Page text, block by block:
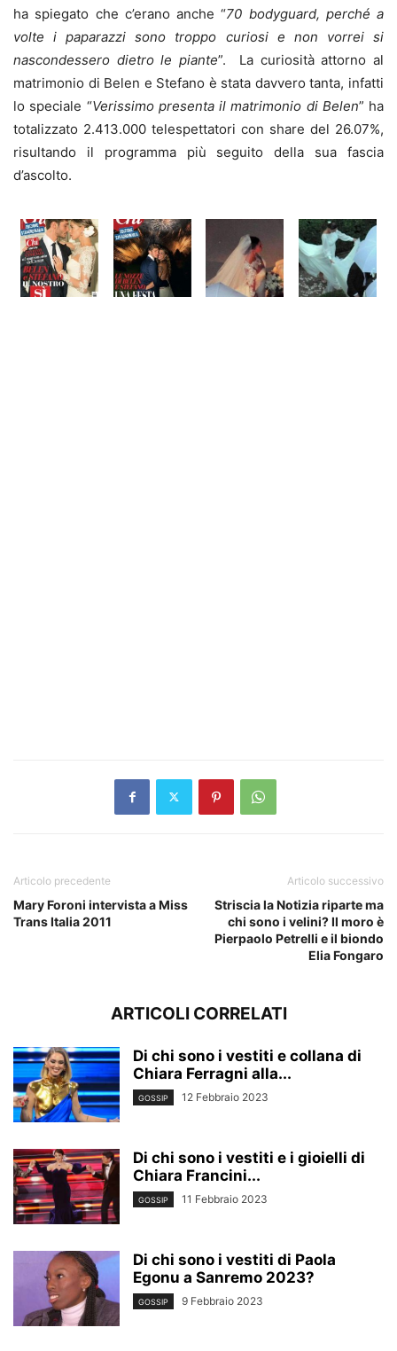
ha spiegato che c’erano anche “70 bodyguard, perché a
volte i paparazzi sono troppo curiosi e non vorrei si
nascondessero dietro le piante”. La curiosità attorno al
matrimonio di Belen e Stefano è stata davvero tanta, infatti
lo speciale “Verissimo presenta il matrimonio di Belen” ha
totalizzato 2.413.000 telespettatori con share del 26.07%,
risultando il programma più seguito della sua fascia
d’ascolto.
Articolo precedente
Mary Foroni intervista a Miss
Trans Italia 2011
Articolo successivo
Striscia la Notizia riparte ma
chi sono i velini? Il moro è
Pierpaolo Petrelli e il biondo
Elia Fongaro
ARTICOLI CORRELATI
Di chi sono i vestiti e collana di
Chiara Ferragni alla...
GOSSIP 12 Febbraio 2023
Di chi sono i vestiti e i gioielli di
Chiara Francini...
GOSSIP 11 Febbraio 2023
Di chi sono i vestiti di Paola
Egonu a Sanremo 2023?
GOSSIP 9 Febbraio 2023